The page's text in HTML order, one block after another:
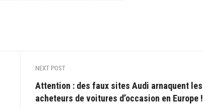
NEXT POST
Attention : des faux sites Audi arnaquent les
acheteurs de voitures d’occasion en Europe !